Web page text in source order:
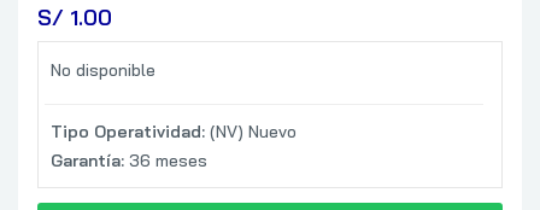
S/ 1.00
No disponible
Tipo Operatividad: (NV) Nuevo
Garantía: 36 meses